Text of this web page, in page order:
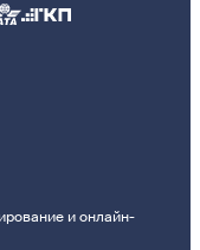
и онлайн-